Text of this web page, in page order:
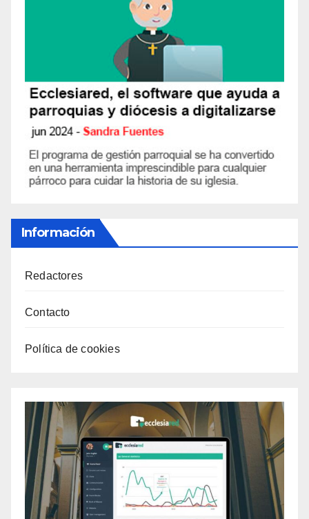
Información
Redactores
Contacto
Política de cookies